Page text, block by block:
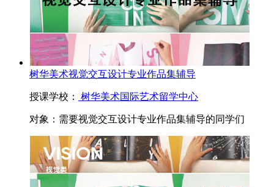
树华美术视觉交互设计专业作品集辅导
授课学校： 树华美术国际艺术留学中心
对象： 需要视觉交互设计专业作品集辅导的同学们